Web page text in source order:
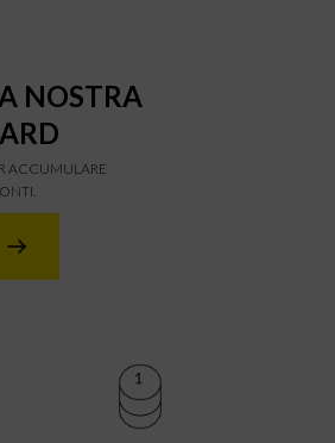
NOSTRA
ACCUMULARE